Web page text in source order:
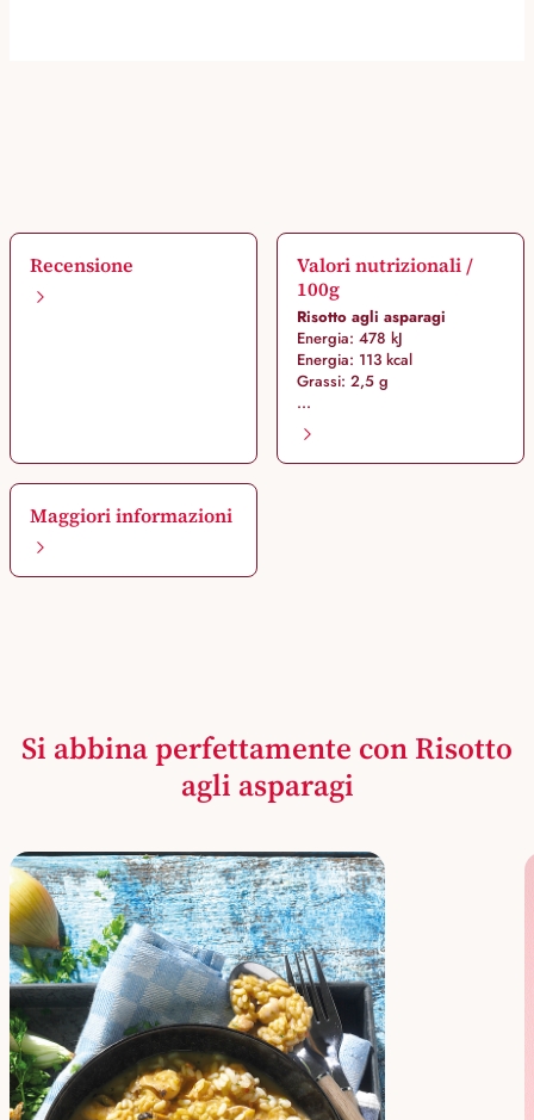
Recensione
Valori nutrizionali /
100g
Risotto agli asparagi
Energia: 478 kJ
Energia: 113 kcal
Grassi: 2,5 g
...
Maggiori informazioni
Si abbina perfettamente con Risotto
agli asparagi